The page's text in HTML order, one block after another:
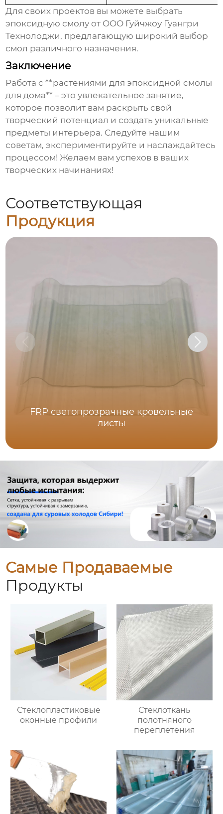
Для своих проектов вы можете выбрать
эпоксидную смолу от ООО Гуйчжоу Гуангри
Технолоджи, предлагающую широкий выбор
смол различного назначения.
Заключение
Работа с **растениями для эпоксидной смолы
для дома** – это увлекательное занятие,
которое позволит вам раскрыть свой
творческий потенциал и создать уникальные
предметы интерьера. Следуйте нашим
советам, экспериментируйте и наслаждайтесь
процессом! Желаем вам успехов в ваших
творческих начинаниях!
Соответствующая
Продукция
FRP светопрозрачные кровельные
листы
Самые Продаваемые
Продукты
Стеклопластиковые
оконные профили
Стеклоткань
полотняного
переплетения